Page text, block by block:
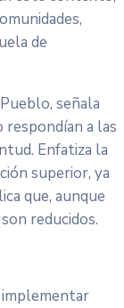
de
señala
a las
Enfatiza la
superior, ya
que, aunque
reducidos.
implementar